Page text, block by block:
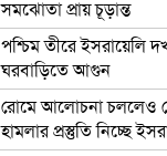
সমঝোতা প্রায় চূড়ান্ত
পশ্চিম তীরে ইসরায়েলি
ঘরবাড়িতে আগুন
রোমে আলোচনা চললেও
হামলার প্রস্তুতি নিচ্ছে